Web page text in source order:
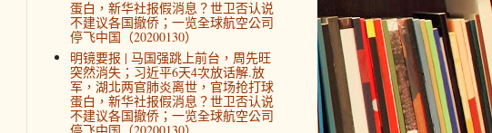
蛋白，新华社报假消息？世卫否认说
不建议各国撤侨；一览全球航空公司
停飞中国（20200130）
明镜要报 | 马国强跳上前台，周先旺
突然消失；习近平6天4次放话解.放
军，湖北两官肺炎离世，官场抢打球
蛋白，新华社报假消息？世卫否认说
不建议各国撤侨；一览全球航空公司